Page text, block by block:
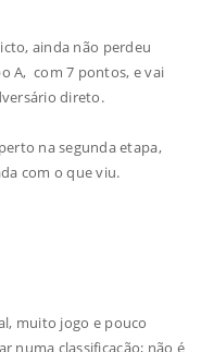
ainda não perdeu
A, com 7 pontos, e vai
direto.
na segunda etapa,
com o que viu.
muito jogo e pouco
numa classificação; não é